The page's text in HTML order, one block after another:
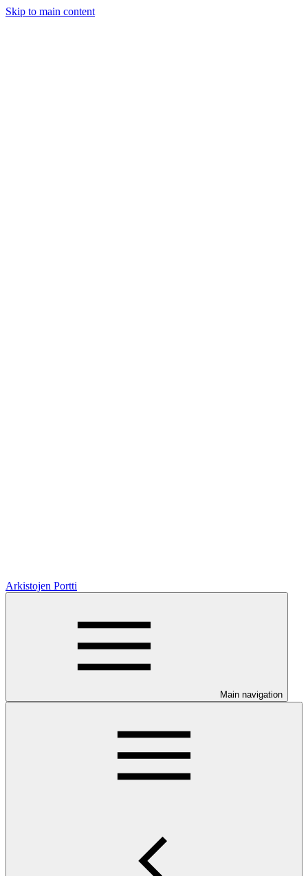
Skip to main content
Arkistojen Portti
Main navigation